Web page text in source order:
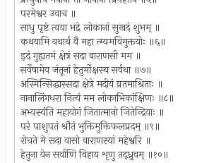
परमेश्वर उवाच ॥
साधु पृष्टं त्वया भद्रे लोकानां सुखदं शुभम् ॥
कथयामि यथार्थं वै महा त्म्यमविमुक्तयोः ॥६॥
इदं गुह्यतमं क्षेत्रं सदा वाराणसी मम ॥
सर्वेषामेव जंतूनां हेतुर्मोक्षस्य सर्वथा ॥७॥
अस्मिन्सिद्धास्सदा क्षेत्रे मदीयं व्रतमाश्रिताः ॥
नानालिंगधरा नित्यं मम लोकाभिकांक्षिणः ॥८॥
अभ्यस्यंति महायोगं जितात्मानो जितेन्द्रियाः ॥
परं पाशुपतं श्रौतं भुक्तिमुक्तिफलप्रदम् ॥९॥
रोचते मे सदा वासो वाराणस्यां महेश्वरि ॥
हेतुना येन सर्वाणि विहाय शृणु तद्ध्रुवम् ॥१०॥